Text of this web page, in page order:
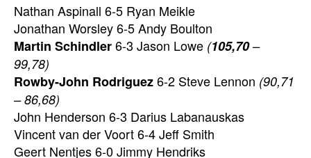
Nathan Aspinall 6-5 Ryan Meikle
Jonathan Worsley 6-5 Andy Boulton
Martin Schindler6-3 Jason Lowe (105,70–
99,78)
Rowby-John Rodriguez6-2 Steve Lennon (90,71
– 86,68)
John Henderson 6-3 Darius Labanauskas
Vincent van der Voort 6-4 Jeff Smith
Geert Nentjes 6-0 Jimmy Hendriks